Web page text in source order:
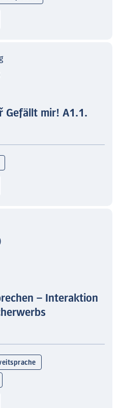
Gefällt mir! A1.1.
– Interaktion